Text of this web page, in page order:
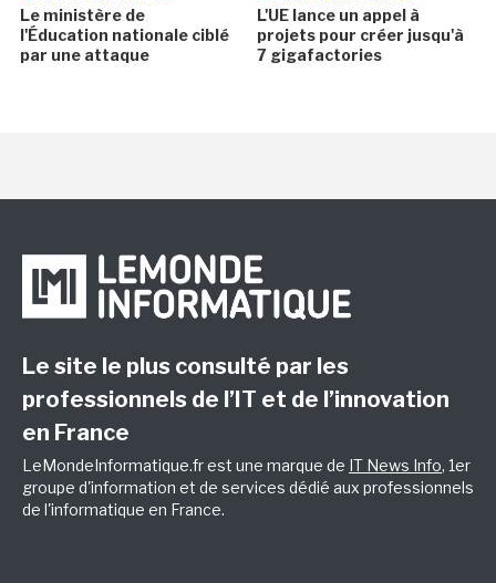
Le ministère de
l'Éducation nationale ciblé
par une attaque
L'UE lance un appel à
projets pour créer jusqu'à
7 gigafactories
Le site le plus consulté par les
professionnels de l’IT et de l’innovation
en France
LeMondeInformatique.fr est une marque de IT News Info, 1er
groupe d'information et de services dédié aux professionnels
de l'informatique en France.